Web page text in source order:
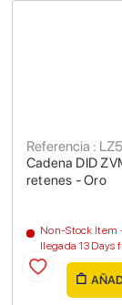
Cadena DID
retenes - Oro
Referencia :
Non-Stock Item
llegada 13 Days